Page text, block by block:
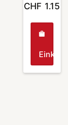
CHF 1.15